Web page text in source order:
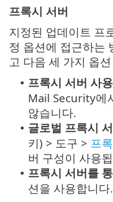
프록시 서버
지정된 업데이트 프
정 옵션에 접근하는
고 다음 세 가지 옵
• 프록시 서버 사
Mail Security에
않습니다.
• 글로벌 프록시
키) > 도구 > 프
버 구성이 사용
• 프록시 서버를
션을 사용합니다.